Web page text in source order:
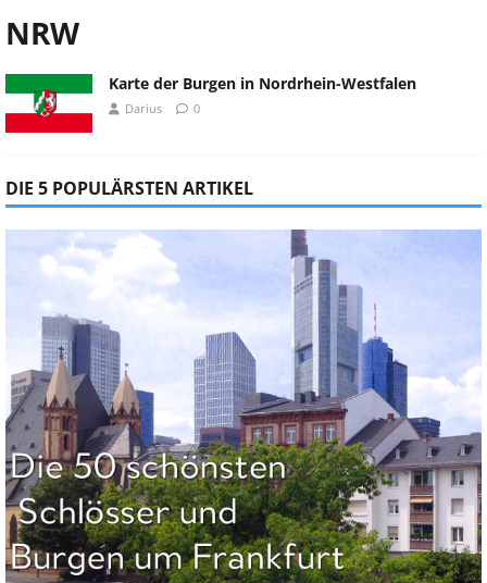
NRW
Karte der Burgen in Nordrhein-Westfalen
Darius 0
DIE 5 POPULÄRSTEN ARTIKEL